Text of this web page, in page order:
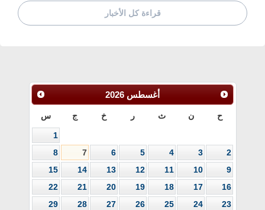
قراءة كل الأخبار
أغسطس 2026
ح ن ث ر خ ج س
1
2
3
4
5
6
7
8
9
10
11
12
13
14
15
16
17
18
19
20
21
22
23
24
25
26
27
28
29